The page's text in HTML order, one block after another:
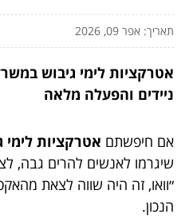
תאריך: אפר 09, 2026
אטרקציות לימי גיבוש
ניידים והפעלה מלאה
אם חיפשתם אטרקציות
שיגרמו לאנשים להרים גבה,
״וואו, זה היה שווה לצאת
הנכון.